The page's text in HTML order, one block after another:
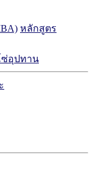
หลักสูตร
ซ่อุปทาน